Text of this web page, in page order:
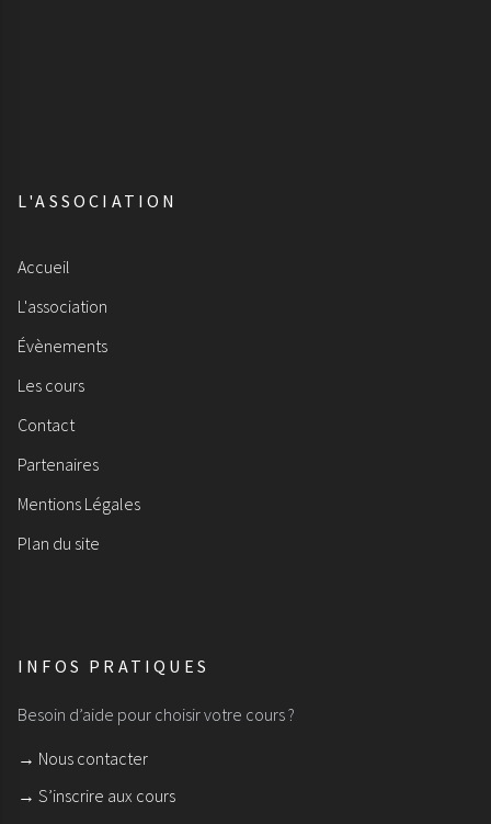
L'ASSOCIATION
Accueil
L'association
Évènements
Les cours
Contact
Partenaires
Mentions Légales
Plan du site
INFOS PRATIQUES
Besoin d’aide pour choisir votre cours ?
→ Nous contacter
→ S’inscrire aux cours